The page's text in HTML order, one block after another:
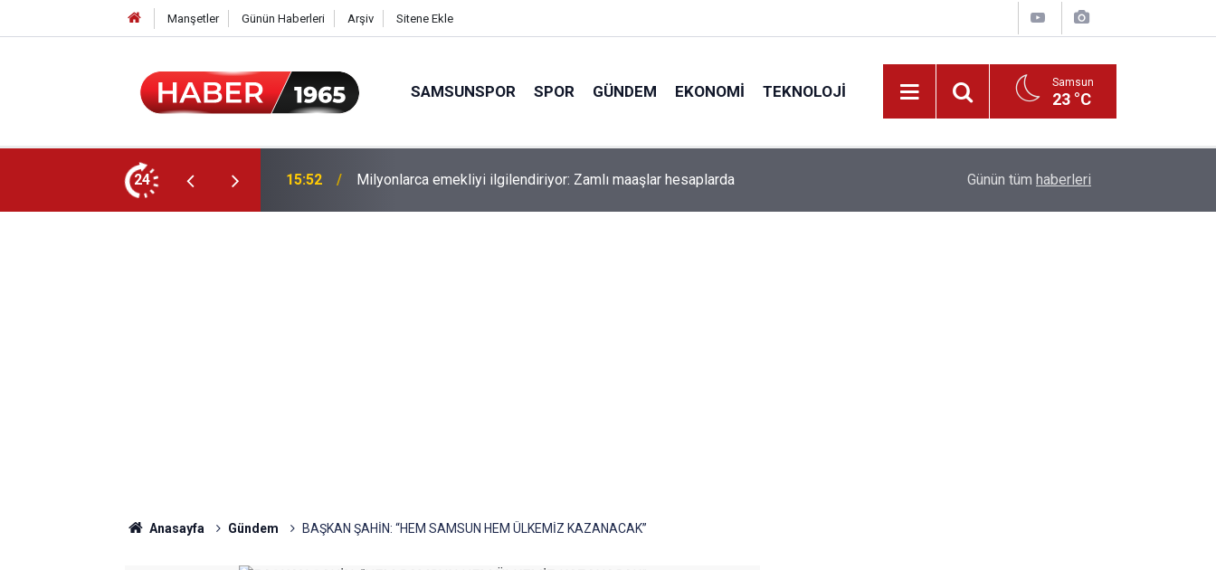
Manşetler Günün Haberleri Arşiv Sitene Ekle
SAMSUNSPOR SPOR GÜNDEM EKONOMI TEKNOLOJI Samsun
23 °C
24 15:52 Milyonlarca emekliyi ilgilendiriyor: Zamlı maaşlar hesaplarda Fahiş fiyatlar nedeniyle işletmelere 101 milyon
Günün tüm haberleri
Anasayfa Gündem BAŞKAN ŞAHİN: “HEM SAMSUN HEM ÜLKEMİZ KAZANACAK”